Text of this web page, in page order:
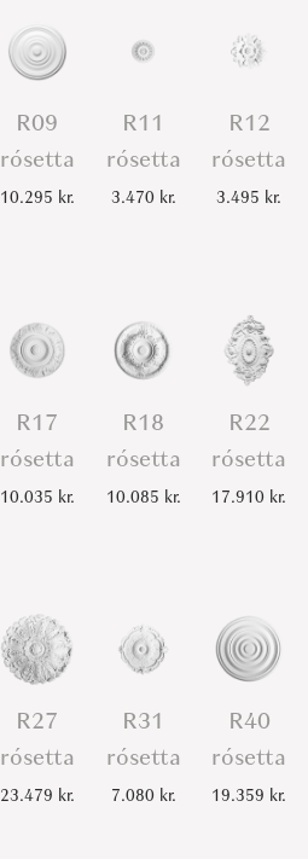
R09
rósetta
10.295 kr.
R11
rósetta
3.470 kr.
R12
rósetta
3.495 kr.
R17
rósetta
10.035 kr.
R18
rósetta
10.085 kr.
R22
rósetta
17.910 kr.
R27
rósetta
23.479 kr.
R31
rósetta
7.080 kr.
R40
rósetta
19.359 kr.